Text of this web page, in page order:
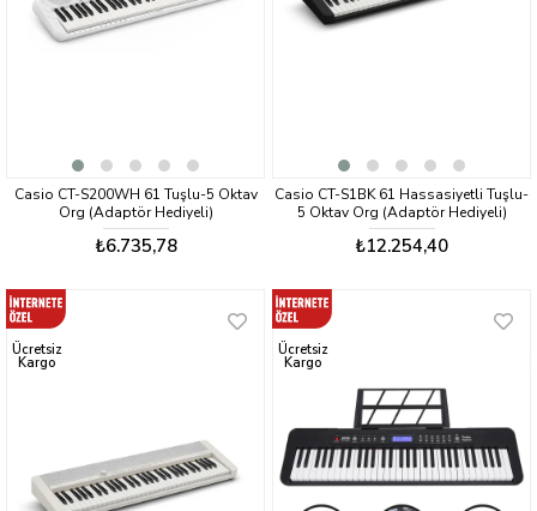
Casio CT-S200WH 61 Tuşlu-5 Oktav
Org (Adaptör Hediyeli)
₺6.735,78
Casio CT-S1BK 61 Hassasiyetli Tuşlu-
5 Oktav Org (Adaptör Hediyeli)
₺12.254,40
Ücretsiz
Kargo
Ücretsiz
Kargo